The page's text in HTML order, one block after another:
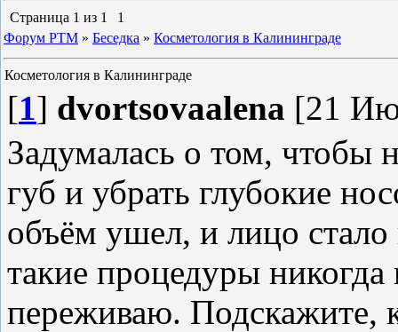
Страница 1 из 1
1
Форум PTM » Беседка » Косметология в Калининграде
Косметология в Калининграде
[1] dvortsovaalena [21
Задумалась о том, чтобы
губ и убрать глубокие
объём ушел, и лицо
такие процедуры
переживаю. Подскажите,